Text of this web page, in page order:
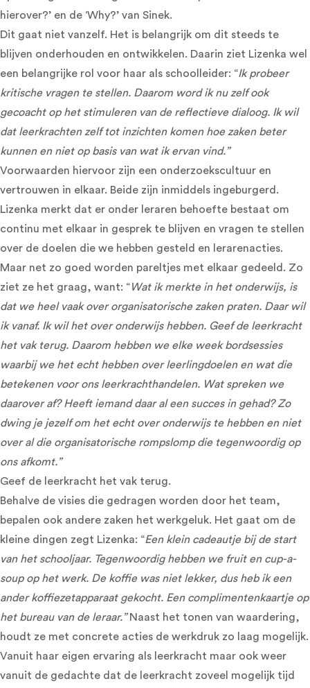
hierover?’ en de ‘Why?’ van Sinek.
Dit gaat niet vanzelf. Het is belangrijk om dit steeds te
blijven onderhouden en ontwikkelen. Daarin ziet Lizenka wel
een belangrijke rol voor haar als schoolleider: “Ik probeer
kritische vragen te stellen. Daarom word ik nu zelf ook
gecoacht op het stimuleren van de reflectieve dialoog. Ik wil
dat leerkrachten zelf tot inzichten komen hoe zaken beter
kunnen en niet op basis van wat ik ervan vind.”
Voorwaarden hiervoor zijn een onderzoekscultuur en
vertrouwen in elkaar. Beide zijn inmiddels ingeburgerd.
Lizenka merkt dat er onder leraren behoefte bestaat om
continu met elkaar in gesprek te blijven en vragen te stellen
over de doelen die we hebben gesteld en lerarenacties.
Maar net zo goed worden pareltjes met elkaar gedeeld. Zo
ziet ze het graag, want: “Wat ik merkte in het onderwijs, is
dat we heel vaak over organisatorische zaken praten. Daar wil
ik vanaf. Ik wil het over onderwijs hebben. Geef de leerkracht
het vak terug. Daarom hebben we elke week bordsessies
waarbij we het echt hebben over leerlingdoelen en wat die
betekenen voor ons leerkrachthandelen. Wat spreken we
daarover af? Heeft iemand daar al een succes in gehad? Zo
dwing je jezelf om het echt over onderwijs te hebben en niet
over al die organisatorische rompslomp die tegenwoordig op
ons afkomt.”
Geef de leerkracht het vak terug.
Behalve de visies die gedragen worden door het team,
bepalen ook andere zaken het werkgeluk. Het gaat om de
kleine dingen zegt Lizenka: “Een klein cadeautje bij de start
van het schooljaar. Tegenwoordig hebben we fruit en cup-a-
soup op het werk. De koffie was niet lekker, dus heb ik een
ander koffiezetapparaat gekocht. Een complimentenkaartje op
het bureau van de leraar.” Naast het tonen van waardering,
houdt ze met concrete acties de werkdruk zo laag mogelijk.
Vanuit haar eigen ervaring als leerkracht maar ook weer
vanuit de gedachte dat de leerkracht zoveel mogelijk tijd